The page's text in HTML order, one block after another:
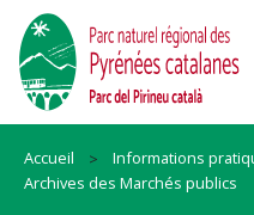
Accueil Informations
Archives des Marchés publics